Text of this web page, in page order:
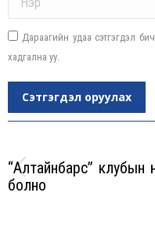
Дараагийн удаа сэтгэгдэл
хадгална уу.
Сэтгэгдэл оруулах
navigation
“Алтайнбарс”
болно